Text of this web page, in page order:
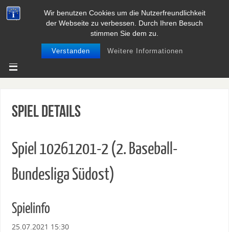
Wir benutzen Cookies um die Nutzerfreundlichkeit
der Webseite zu verbessen. Durch Ihren Besuch
stimmen Sie dem zu.
Verstanden Weitere Informationen
BASEBALL UND SOFTBALL IN
NIEDERSACHSEN
Spiel Details
Spiel 10261201-2 (2. Baseball-
Bundesliga Südost)
Spielinfo
25.07.2021 15:30